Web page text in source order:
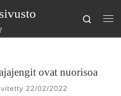
Search
ovat nuorisoa
22/02/2022